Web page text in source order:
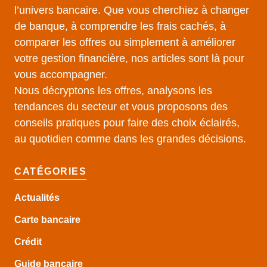
l’univers bancaire. Que vous cherchiez à changer
de banque, à comprendre les frais cachés, à
comparer les offres ou simplement à améliorer
votre gestion financière, nos articles sont là pour
vous accompagner.
Nous décryptons les offres, analysons les
tendances du secteur et vous proposons des
conseils pratiques pour faire des choix éclairés,
au quotidien comme dans les grandes décisions.
CATÉGORIES
Actualités
Carte bancaire
Crédit
Guide bancaire